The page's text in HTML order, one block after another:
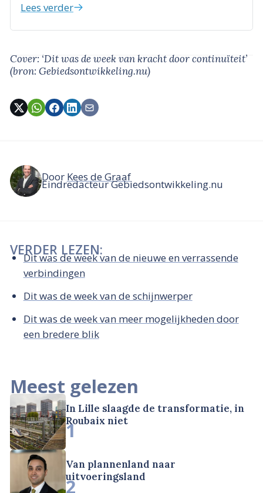
Lees verder
Cover: ‘Dit was de week van kracht door continuïteit’
(bron: Gebiedsontwikkeling.nu)
Door Kees de Graaf
Eindredacteur Gebiedsontwikkeling.nu
VERDER LEZEN:
Dit was de week van de nieuwe en verrassende
verbindingen
Dit was de week van de schijnwerper
Dit was de week van meer mogelijkheden door
een bredere blik
Meest gelezen
In Lille slaagde de transformatie, in
Roubaix niet
1
Van plannenland naar
uitvoeringsland
2